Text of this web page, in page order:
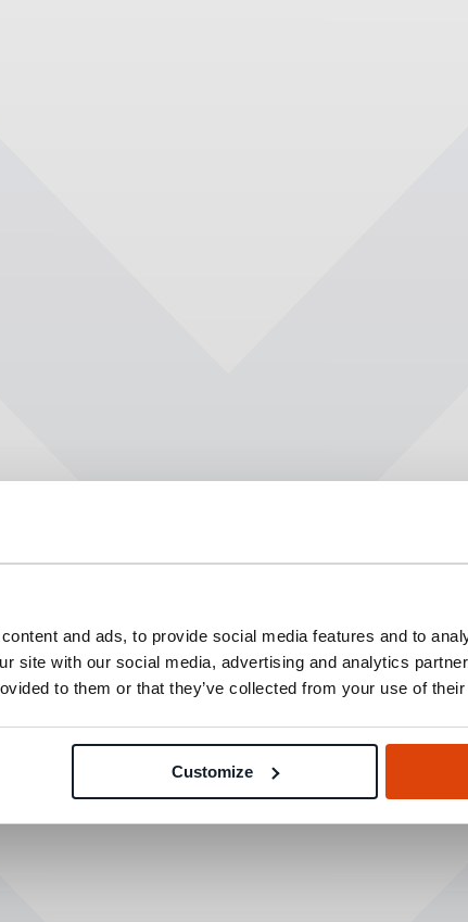
and ads, to provide social media features and to
site with our social media, advertising and analytics
to them or that they’ve collected from your use of
Customize